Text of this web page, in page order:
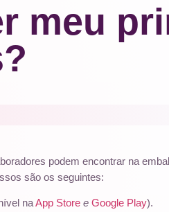
meu
podem encontrar na
são os seguintes:
naApp Store e Google Play).